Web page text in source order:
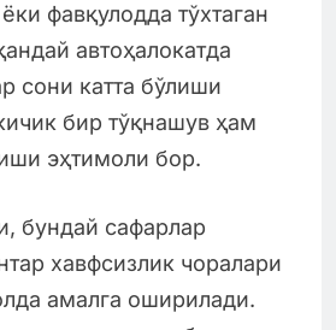
фавқулодда тўхтаган
автоҳалокатда
сони катта бўлиши
бир тўқнашув ҳам
эҳтимоли бор.
бундай сафарлар
хавфсизлик чоралари
амалга оширилади.